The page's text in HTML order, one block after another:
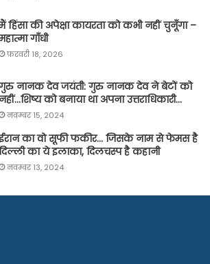
हिंसा की अपेक्षा कायरता को कभी नहीं चुनूँगा –
गाँधी
फ़रवरी 18, 2026
नानक देव जयंती: गुरु नानक देव ने बेटों को
को बनाया था अपना उत्तराधिकारी…
नवम्बर 15, 2024
का वो सूफी फकीर… जिसके नाम से फेमस है
का ये इलाका, दिलचस्प है कहानी
नवम्बर 13, 2024